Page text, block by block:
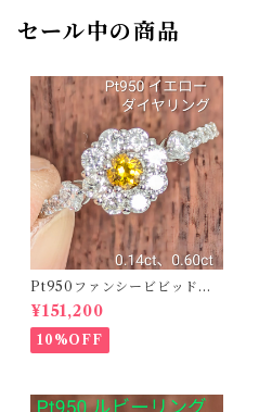
セール中の商品
Pt950ファンシービビッドオ
レンジィイエローダイヤリン
グ D 0.144ct D 0.60ct【PR
O208782】
¥151,200
10%OFF